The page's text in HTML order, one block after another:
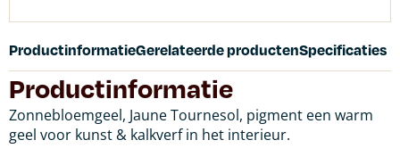
ProductinformatieGerelateerde productenSpecificaties
Productinformatie
Zonnebloemgeel, Jaune Tournesol, pigment een warm
geel voor kunst & kalkverf in het interieur.